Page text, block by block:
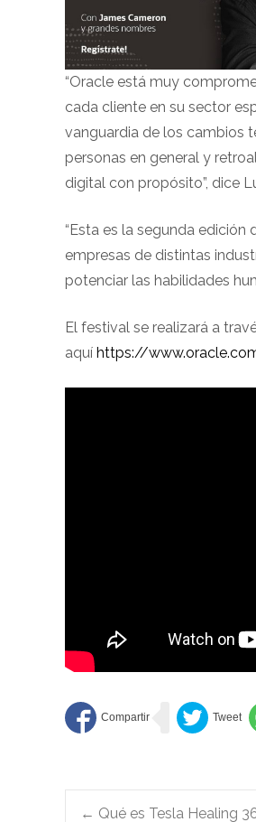
“Oracle está muy
cada cliente en su sector
vanguardia de los cambios
personas en general y
digital con propósito”, dice
“Esta es la segunda
empresas de distintas
potenciar las habilidades
El festival se realizará a
aquí https://
← Qué es Tesla Healing